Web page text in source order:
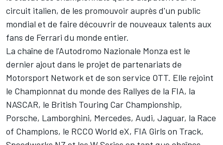
circuit italien, de les promouvoir auprès d'un public
mondial et de faire découvrir de nouveaux talents aux
fans de Ferrari du monde entier.
La chaîne de l’Autodromo Nazionale Monza est le
dernier ajout dans le projet de partenariats de
Motorsport Network et de son service OTT. Elle rejoint
le Championnat du monde des Rallyes de la FIA, la
NASCAR, le British Touring Car Championship,
Porsche, Lamborghini, Mercedes, Audi, Jaguar, la Race
of Champions, le RCCO World eX, FIA Girls on Track,